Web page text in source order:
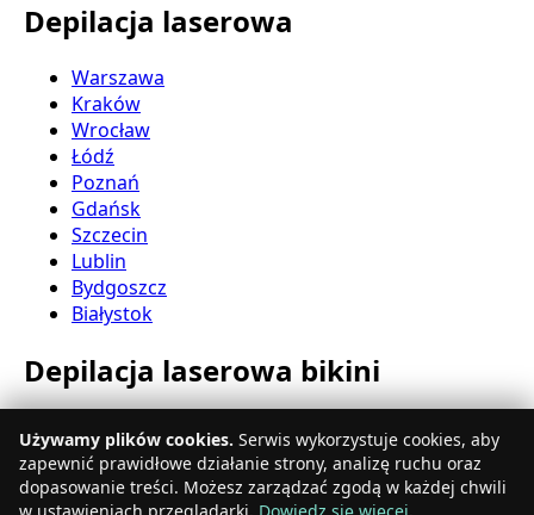
Depilacja laserowa
Warszawa
Kraków
Wrocław
Łódź
Poznań
Gdańsk
Szczecin
Lublin
Bydgoszcz
Białystok
Depilacja laserowa bikini
Katowice
Gdynia
Częstochowa
Radom
Używamy plików cookies. Serwis wykorzystuje cookies, aby
zapewnić prawidłowe działanie strony, analizę ruchu oraz
dopasowanie treści. Możesz zarządzać zgodą w każdej chwili